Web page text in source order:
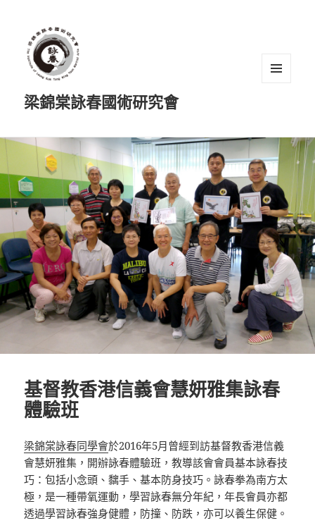
梁錦棠詠春國術研究會
基督教香港信義會慧妍雅集詠春
體驗班
梁錦棠詠春同學會於2016年5月曾經到訪基督教香港信義
會慧妍雅集，開辦詠春體驗班，教導該會會員基本詠春技
巧：包括小念頭、黐手、基本防身技巧。詠春拳為南方太
極，是一種帶氧運動，學習詠春無分年紀，年長會員亦都
透過學習詠春強身健體，防撞、防跌，亦可以養生保健。